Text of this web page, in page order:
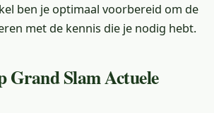
ben je optimaal voorbereid om de
met de kennis die je nodig hebt.
Grand Slam Actuele